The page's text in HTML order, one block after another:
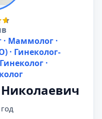
Маммолог ·
· Гинеколог-
·